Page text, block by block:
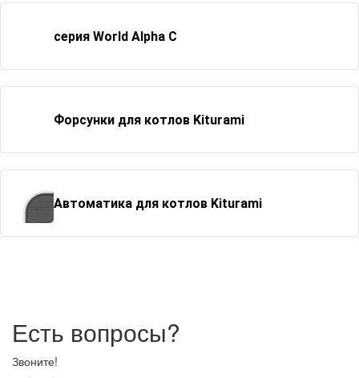
серия World Alpha C
Форсунки для котлов Kiturami
Автоматика для котлов Kiturami
Есть вопросы?
Звоните!